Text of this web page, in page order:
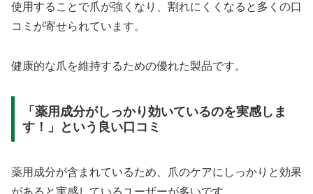
使用することで爪が強くなり、割れにくくなると多くの口
コミが寄せられています。
健康的な爪を維持するための優れた製品です。
「薬用成分がしっかり効いているのを実感しま
す！」という良い口コミ
薬用成分が含まれているため、爪のケアにしっかりと効果
があると実感しているユーザーが多いです。